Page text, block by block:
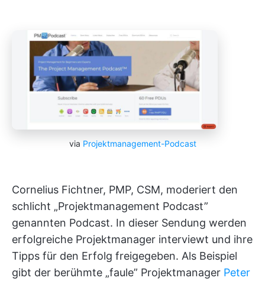
via Projektmanagement-Podcast
Cornelius Fichtner, PMP, CSM, moderiert den
schlicht „Projektmanagement Podcast”
genannten Podcast. In dieser Sendung werden
erfolgreiche Projektmanager interviewt und ihre
Tipps für den Erfolg freigegeben. Als Beispiel
gibt der berühmte „faule” Projektmanager Peter